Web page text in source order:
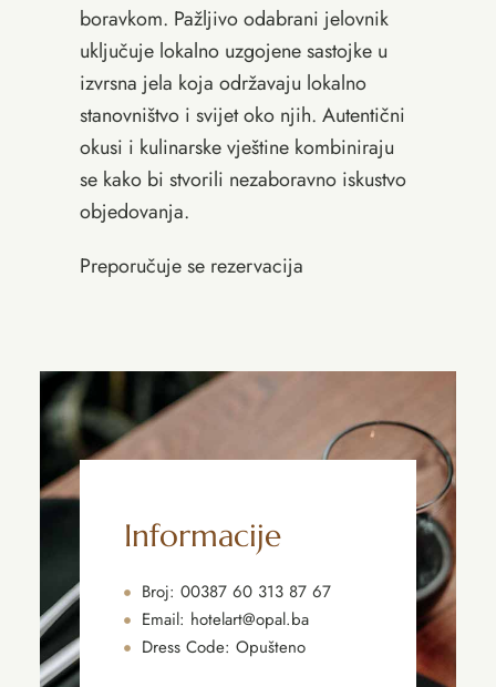
boravkom. Pažljivo odabrani jelovnik
uključuje lokalno uzgojene sastojke u
izvrsna jela koja održavaju lokalno
stanovništvo i svijet oko njih. Autentični
okusi i kulinarske vještine kombiniraju
se kako bi stvorili nezaboravno iskustvo
objedovanja.
Preporučuje se rezervacija
Informacije
Broj: 00387 60 313 87 67
Email: hotelart@opal.ba
Dress Code: Opušteno